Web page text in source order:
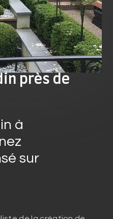
près de
à
sur